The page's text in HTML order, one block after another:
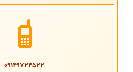
09149724522